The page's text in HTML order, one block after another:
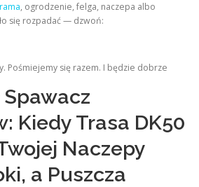
, ogrodzenie, felga, naczepa albo
się rozpadać — dzwoń:
Pośmiejemy się razem. I będzie dobrze
Kiedy Trasa DK50
Naczepy
a Puszcza